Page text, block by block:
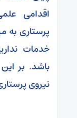
اقدامی
پرستاری به
خدمات
باشد. بر
نیروی